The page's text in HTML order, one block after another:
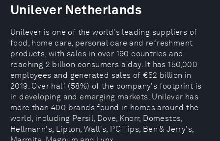
Unilever Netherlands
Unilever is one of the world's leading suppliers of
food, home care, personal care and refreshment
products, with sales in over 190 countries and
reaching 2 billion consumers a day. It has 150,000
employees and generated sales of €52 billion in
2019. Over half (58%) of the company's footprint is
in developing and emerging markets. Unilever has
more than 400 brands found in homes around the
world, including Persil, Dove, Knorr, Domestos,
Hellmann's, Lipton, Wall's, PG Tips, Ben & Jerry's,